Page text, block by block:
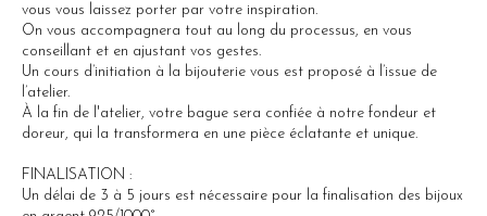
vous vous laissez porter par votre inspiration.
On vous accompagnera tout au long du processus, en vous
conseillant et en ajustant vos gestes.
Un cours d’initiation à la bijouterie vous est proposé à l’issue de
l’atelier.
À la fin de l'atelier, votre bague sera confiée à notre fondeur et
doreur, qui la transformera en une pièce éclatante et unique.
FINALISATION :
Un délai de 3 à 5 jours est nécessaire pour la finalisation des bijoux